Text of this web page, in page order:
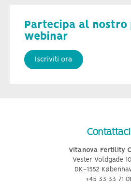
Partecipa al nostro
webinar
Iscriviti ora
Contattaci
Vitanova Fertility
Vester Voldgade
DK-1552
+45 33 33 71 01